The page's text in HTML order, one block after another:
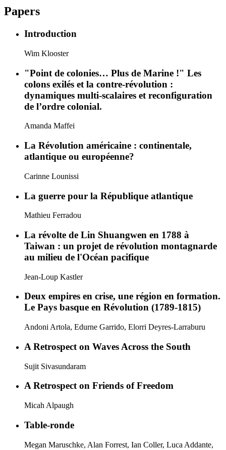
Papers
Introduction
Wim Klooster
"Point de colonies… Plus de Marine !" Les
colons exilés et la contre-révolution :
dynamiques multi-scalaires et reconfiguration
de l’ordre colonial.
Amanda Maffei
La Révolution américaine : continentale,
atlantique ou européenne?
Carinne Lounissi
La guerre pour la République atlantique
Mathieu Ferradou
La révolte de Lin Shuangwen en 1788 à
Taiwan : un projet de révolution montagnarde
au milieu de l'Océan pacifique
Jean-Loup Kastler
Deux empires en crise, une région en formation.
Le Pays basque en Révolution (1789-1815)
Andoni Artola, Edurne Garrido, Elorri Deyres-Larraburu
A Retrospect on Waves Across the South
Sujit Sivasundaram
A Retrospect on Friends of Freedom
Micah Alpaugh
Table-ronde
Megan Maruschke, Alan Forrest, Ian Coller, Luca Addante,